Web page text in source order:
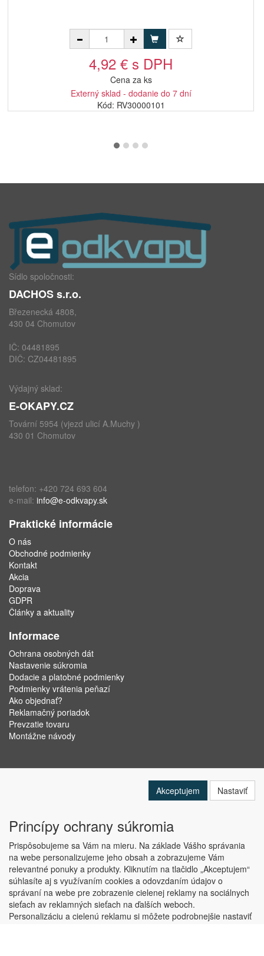
4,92 € s DPH
Cena za ks
Externý sklad - dodanie do 7 dní
Kód: RV30000101
Sídlo spoločnosti:
DACHOS s.r.o.
Březenecká 4808,
430 04 Chomutov
IČ: 04481895
DIČ: CZ04481895
Výdajný sklad:
E-OKAPY.CZ
Tovární 5954 (vjezd ulicí A.Muchy )
430 01 Chomutov
telefon: +420 724 693 604
e-mail: info@e-odkvapy.sk
Praktické informácie
O nás
Obchodné podmienky
Kontakt
Akcia
Doprava
GDPR
Články a aktuality
Informace
Ochrana osobných dát
Nastavenie súkromia
Dodacie a platobné podmienky
Podmienky vrátenia peňazí
Ako objednať?
Reklamačný poriadok
Prevzatie tovaru
Montážne návody
Copyright © ABRA Software a.s. 2019
Akceptujem Nastaviť
Princípy ochrany súkromia
Prispôsobujeme sa Vám na mieru. Na základe Vášho správania
na webe personalizujeme jeho obsah a zobrazujeme Vám
relevantné ponuky a produkty. Kliknutím na tlačidlo „Akceptujem“
súhlasíte aj s využívaním cookies a odovzdaním údajov o
správaní na webe pre zobrazenie cielenej reklamy na sociálnych
sieťach av reklamných sieťach na ďalších weboch.
Personalizáciu a cielenú reklamu si môžete podrobnejšie nastaviť